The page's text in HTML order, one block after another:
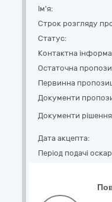
Ім'я:
Строк розгляду
Статус:
Контактна
Остаточна
Первинна
Документи
Документи
Дата акцепта:
Період подачі